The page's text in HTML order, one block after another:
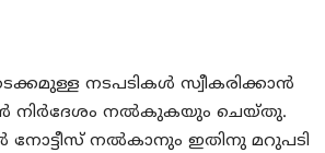
നടപടികള്‍ സ്വീകരിക്കാന്‍
നിര്‍ദേശം നല്‍കുകയും ചെയ്തു.
നോട്ടീസ് നല്‍കാനും ഇതിനു മറുപടി